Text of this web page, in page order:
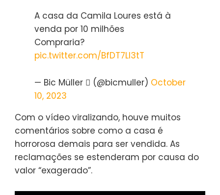
A casa da Camila Loures está à
venda por 10 milhões
Compraria?
pic.twitter.com/BfDT7LI3tT
— Bic Müller  (@bicmuller) October
10, 2023
Com o vídeo viralizando, houve muitos
comentários sobre como a casa é
horrorosa demais para ser vendida. As
reclamações se estenderam por causa do
valor “exagerado”.